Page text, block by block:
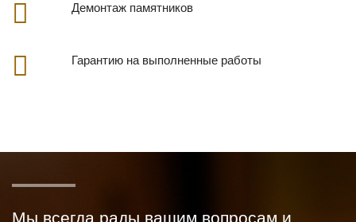
Демонтаж памятников
Гарантию на выполненные работы
Мы всегда рады вашим вопросам и